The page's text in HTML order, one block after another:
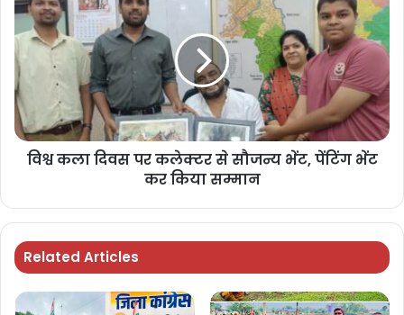
विश्व कला दिवस पर कलेक्टर से सौजन्य भेंट, पेंटिंग भेंट
कर किया सम्मान
Related Articles